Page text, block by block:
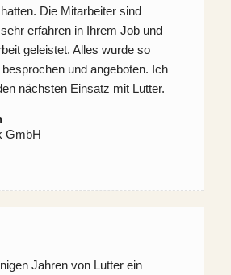
Die Mitarbeiter sind
erfahren in Ihrem Job und
geleistet. Alles wurde so
und angeboten. Ich
nächsten Einsatz mit Lutter.
GmbH
Jahren von Lutter ein